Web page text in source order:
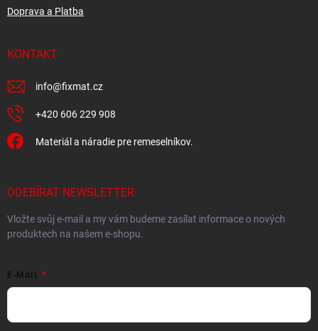
Doprava a Platba
KONTAKT
info@fixmat.cz
+420 606 229 908
Materiál a náradie pre remeselníkov.
ODEBÍRAT NEWSLETTER
Vložte svůj e-mail a my vám budeme zasílat informace o nových
produktech na našem e-shopu.
E-MAIL